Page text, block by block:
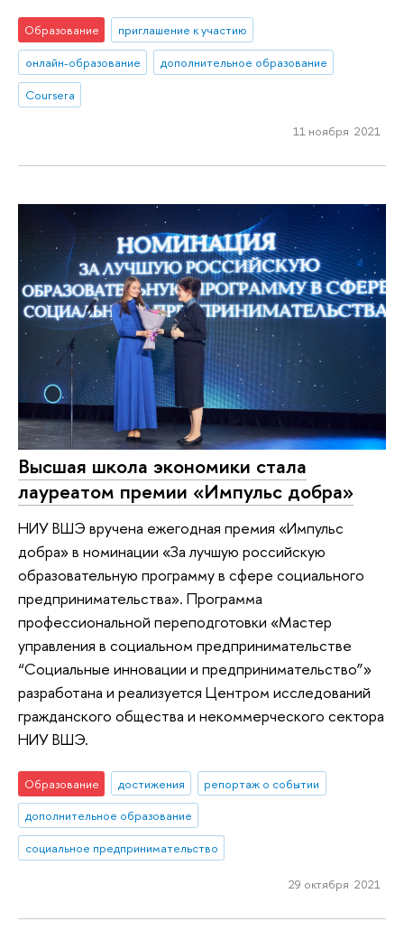
Образование
приглашение к участию
онлайн-образование
дополнительное образование
Coursera
11 ноября 2021
Высшая школа экономики стала
лауреатом премии «Импульс добра»
НИУ ВШЭ вручена ежегодная премия «Импульс
добра» в номинации «За лучшую российскую
образовательную программу в сфере социального
предпринимательства». Программа
профессиональной переподготовки «Мастер
управления в социальном предпринимательстве
“Социальные инновации и предпринимательство”»
разработана и реализуется Центром исследований
гражданского общества и некоммерческого сектора
НИУ ВШЭ.
Образование достижения
репортаж о событии
дополнительное образование
социальное предпринимательство
29 октября 2021